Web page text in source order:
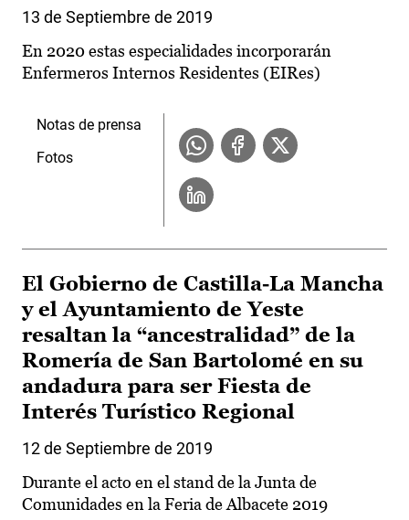
13 de Septiembre de 2019
En 2020 estas especialidades incorporarán
Enfermeros Internos Residentes (EIRes)
Notas de prensa
Fotos
El Gobierno de Castilla-La Mancha
y el Ayuntamiento de Yeste
resaltan la “ancestralidad” de la
Romería de San Bartolomé en su
andadura para ser Fiesta de
Interés Turístico Regional
12 de Septiembre de 2019
Durante el acto en el stand de la Junta de
Comunidades en la Feria de Albacete 2019